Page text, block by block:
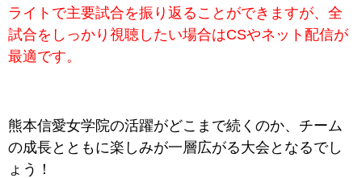
ライトで主要試合を振り返ることができますが、全
試合をしっかり視聴したい場合はCSやネット配信が
最適です。
熊本信愛女学院の活躍がどこまで続くのか、チーム
の成長とともに楽しみが一層広がる大会となるでし
ょう！